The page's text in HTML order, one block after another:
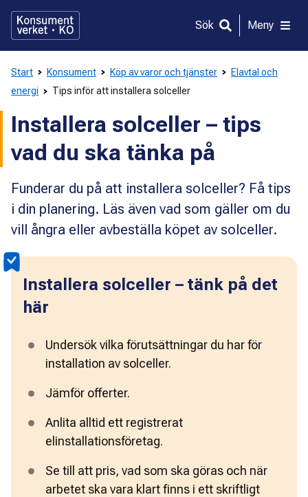
direkt
innehållet
Sök Meny
Start Konsument Köp av varor och tjänster
Elavtal och
energi
Tips inför att installera solceller
Installera solceller – tips
vad du ska tänka på
Funderar du på att installera solceller? Få tips
i din planering. Läs även vad som gäller om du
vill ångra eller avbeställa köpet av solceller.
Installera solceller – tänk på det
här
Undersök vilka förutsättningar du har för
installation av solceller.
Jämför offerter.
Anlita alltid ett registrerat
elinstallationsföretag.
Se till att pris, vad som ska göras och när
arbetet ska vara klart finns i ett skriftligt